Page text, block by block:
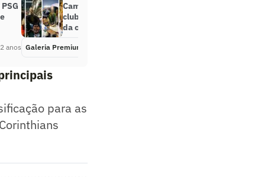
anos
Campeonato Paulista: confira os
clubes com mais títulos na história
da competição
Galeria Premium
para as